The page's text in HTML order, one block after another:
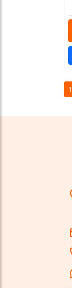
1